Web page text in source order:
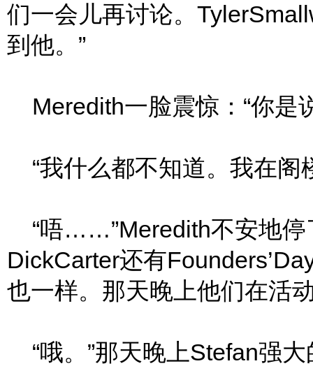
们一会儿再讨论。
到他。”
Meredith一脸震惊：“你是
“我什么都不知道。我在阁
“唔……”Meredith不安地停
DickCarter还有
也一样。那天晚上他们在活
“哦。”那天晚上Stefan强